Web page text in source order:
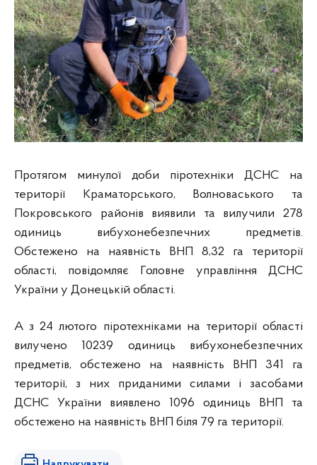
Протягом минулої доби піротехніки ДСНС на
території Краматорського, Волноваського та
Покровського районів виявили та вилучили 278
одиниць вибухонебезпечних предметів.
Обстежено на наявність ВНП 8,32 га території
області, повідомляє Головне управління ДСНС
України у Донецькій області.
А з 24 лютого піротехніками на території області
вилучено 10239 одиниць вибухонебезпечних
предметів, обстежено на наявність ВНП 341 га
території, з них приданими силами і засобами
ДСНС України виявлено 1096 одиниць ВНП та
обстежено на наявність ВНП біля 79 га території.